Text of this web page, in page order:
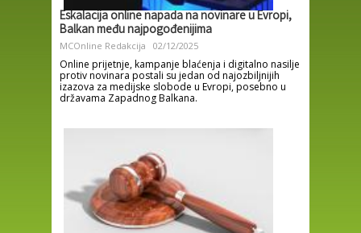
Eskalacija online napada na novinare u Evropi,
Balkan među najpogođenijima
MCOnline Redakcija 02/12/2025
Online prijetnje, kampanje blaćenja i digitalno nasilje
protiv novinara postali su jedan od najozbiljnijih
izazova za medijske slobode u Evropi, posebno u
državama Zapadnog Balkana.